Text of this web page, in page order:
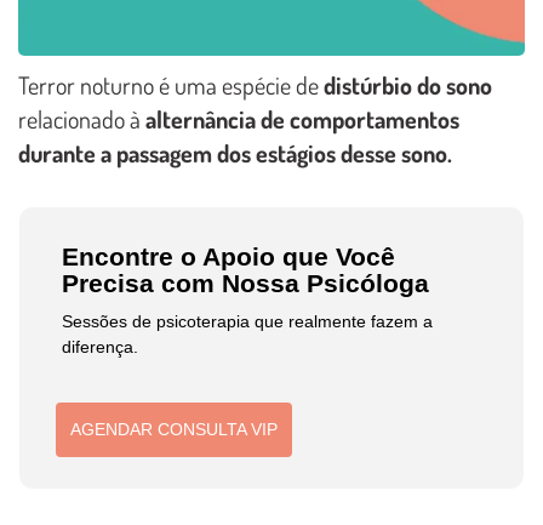
Terror noturno é uma espécie dedistúrbio do sono
relacionado àalternância de comportamentos
durante a passagem dos estágios desse sono.
Encontre o Apoio que Você
Precisa com Nossa Psicóloga
Sessões de psicoterapia que realmente fazem a
diferença.
AGENDAR CONSULTA VIP